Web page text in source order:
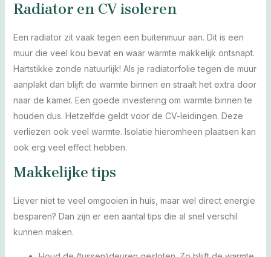
Radiator en CV isoleren
Een radiator zit vaak tegen een buitenmuur aan. Dit is een
muur die veel kou bevat en waar warmte makkelijk ontsnapt.
Hartstikke zonde natuurlijk! Als je radiatorfolie tegen de muur
aanplakt dan blijft de warmte binnen en straalt het extra door
naar de kamer. Een goede investering om warmte binnen te
houden dus. Hetzelfde geldt voor de CV-leidingen. Deze
verliezen ook veel warmte. Isolatie hieromheen plaatsen kan
ook erg veel effect hebben.
Makkelijke tips
Liever niet te veel omgooien in huis, maar wel direct energie
besparen? Dan zijn er een aantal tips die al snel verschil
kunnen maken.